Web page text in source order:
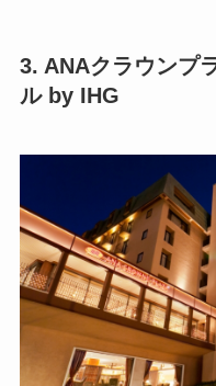
3. ANAクラウンプ
ル by IHG